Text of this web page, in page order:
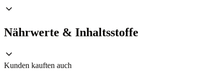
Nährwerte & Inhaltsstoffe
Kunden kauften auch